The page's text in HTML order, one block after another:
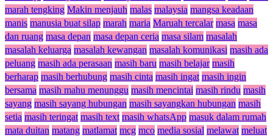
marah tengking Makin menjauh malas malaysia mangsa keadaan
manis manusia buat silap marah maria Maruah tercalar masa masa
dan ruang masa depan masa depan ceria masa silam masalah
masalah keluarga masalah kewangan masalah komunikasi masih ada
peluang masih ada perasaan masih baru masih belajar masih
berharap masih berhubung masih cinta masih ingat masih ingin
bersama masih mahu menunggu masih mencintai masih rindu masih
sayang masih sayang hubungan masih sayangkan hubungan masih
setia masih teringat masih text masih whatsApp masuk dalam rumah
mata duitan matang matlamat mcg mco media sosial melawat meluat